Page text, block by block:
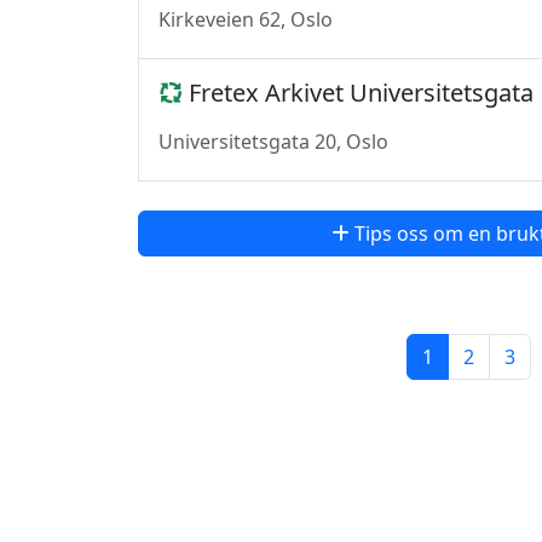
Kirkeveien 62, Oslo
Fretex Arkivet Universitetsgata
Universitetsgata 20, Oslo
Tips oss om en
1 2 3